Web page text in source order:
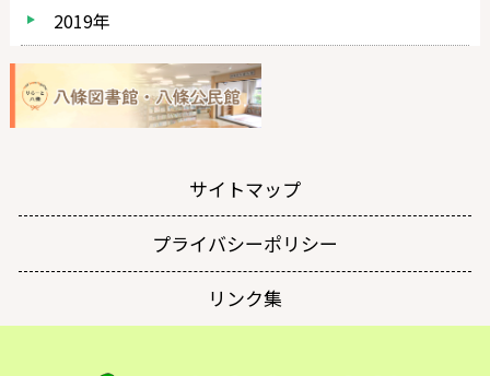
2019年
サイトマップ
プライバシーポリシー
リンク集